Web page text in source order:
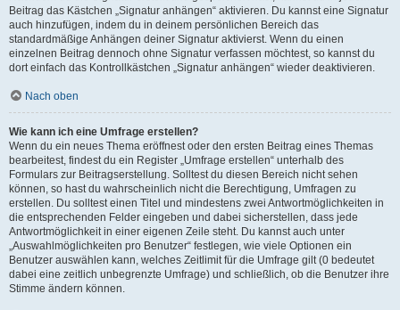
Beitrag das Kästchen „Signatur anhängen“ aktivieren. Du kannst eine Signatur
auch hinzufügen, indem du in deinem persönlichen Bereich das
standardmäßige Anhängen deiner Signatur aktivierst. Wenn du einen
einzelnen Beitrag dennoch ohne Signatur verfassen möchtest, so kannst du
dort einfach das Kontrollkästchen „Signatur anhängen“ wieder deaktivieren.
Nach oben
Wie kann ich eine Umfrage erstellen?
Wenn du ein neues Thema eröffnest oder den ersten Beitrag eines Themas
bearbeitest, findest du ein Register „Umfrage erstellen“ unterhalb des
Formulars zur Beitragserstellung. Solltest du diesen Bereich nicht sehen
können, so hast du wahrscheinlich nicht die Berechtigung, Umfragen zu
erstellen. Du solltest einen Titel und mindestens zwei Antwortmöglichkeiten in
die entsprechenden Felder eingeben und dabei sicherstellen, dass jede
Antwortmöglichkeit in einer eigenen Zeile steht. Du kannst auch unter
„Auswahlmöglichkeiten pro Benutzer“ festlegen, wie viele Optionen ein
Benutzer auswählen kann, welches Zeitlimit für die Umfrage gilt (0 bedeutet
dabei eine zeitlich unbegrenzte Umfrage) und schließlich, ob die Benutzer ihre
Stimme ändern können.